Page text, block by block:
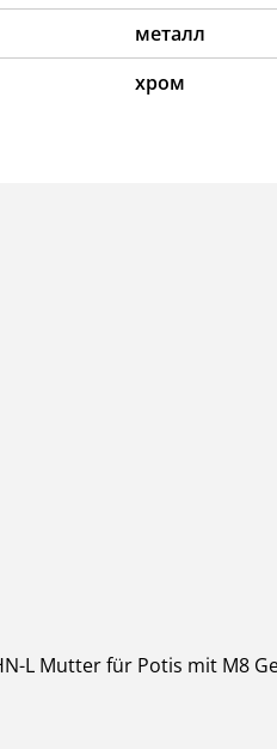
металл
хром
L Mutter für Potis mit M8